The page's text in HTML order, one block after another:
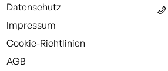
Datenschutz
Impressum
Cookie-Richtlinien
AGB